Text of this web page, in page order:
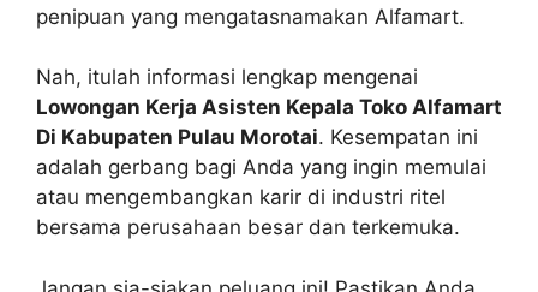
penipuan yang mengatasnamakan Alfamart.
Nah, itulah informasi lengkap mengenai
Lowongan Kerja Asisten Kepala Toko Alfamart
Di Kabupaten Pulau Morotai. Kesempatan ini
adalah gerbang bagi Anda yang ingin memulai
atau mengembangkan karir di industri ritel
bersama perusahaan besar dan terkemuka.